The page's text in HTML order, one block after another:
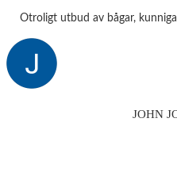
Otroligt utbud av bågar,
JOHN